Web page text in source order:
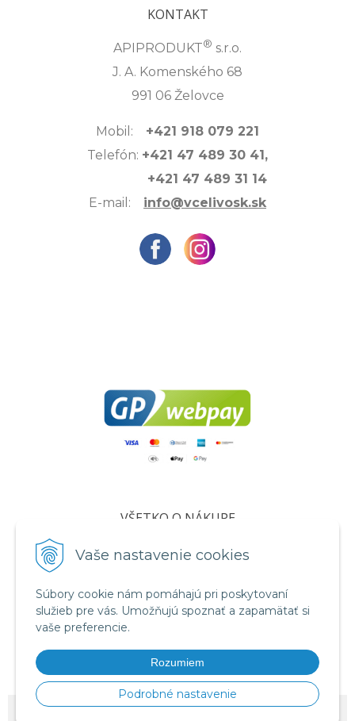
Vaše nastavenie cookies
Súbory cookie nám pomáhajú pri poskytovaní
služieb pre vás. Umožňujú spoznať a zapamätať si
vaše preferencie.
Rozumiem
Podrobné nastavenie
KONTAKT
APIPRODUKT® s.r.o.
J. A. Komenského 68
991 06 Želovce
Mobil: +421 918 079 221
Telefón: +421 47 489 30 41,
+421 47 489 31 14
E-mail: info@vcelivosk.sk
VŠETKO O NÁKUPE
Certifikáty
Ochrana osobných údajov
Informácie o cookies
Formuláre